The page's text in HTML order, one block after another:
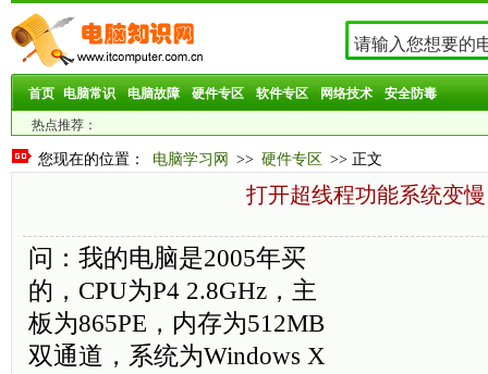
首页 电脑常识 电脑故障 硬件专区 软件专区 网络技术 安全防毒
热点推荐：
您现在的位置： 电脑学习网 >> 硬件专区 >> 正文
打开超线程功能系统变慢
问：我的电脑是2005年买
的，CPU为P4 2.8GHz，主
板为865PE，内存为512MB
双通道，系统为Windows X